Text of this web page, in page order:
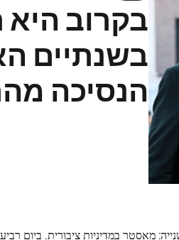
בקרוב
בשנתיים
הנסיכה
מאסטר במדיניות ציבורית. ביום